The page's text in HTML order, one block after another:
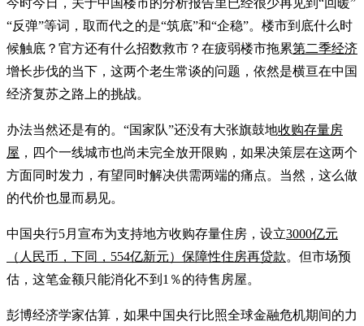
今时今日，关于中国楼市的分析报告里已经很少再见到“回暖”
“反弹”等词，取而代之的是“筑底”和“企稳”。楼市到底什么时
候触底？官方还有什么招数救市？在疲弱楼市拖累第二季经济
增长步伐的当下，这两个老生常谈的问题，依然是横亘在中国
经济复苏之路上的挑战。
办法当然还是有的。“国家队”还没有大张旗鼓地收购存量房
屋 ，四个一线城市也尚未完全放开限购，如果决策层在这两个
方面同时发力，有望同时解决供需两端的痛点。当然，这么做
的代价也显而易见。
中国央行5月宣布为支持地方收购存量住房，设立3000亿元
（人民币，下同，554亿新元）保障性住房再贷款。但市场预
估，这笔金额只能消化不到1％的待售房屋。
彭博经济学家估算，如果中国央行比照全球金融危机期间的力